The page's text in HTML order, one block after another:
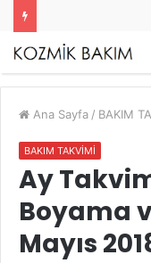
Ana Sayfa / BAKIM
BAKIM TAKVİMİ
Ay
Boyama
Mayıs